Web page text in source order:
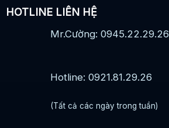
HOTLINE LIÊN HỆ
Mr.Cường: 0945.22.29.26
Hotline: 0921.81.29.26
(Tất cả các ngày trong tuần)